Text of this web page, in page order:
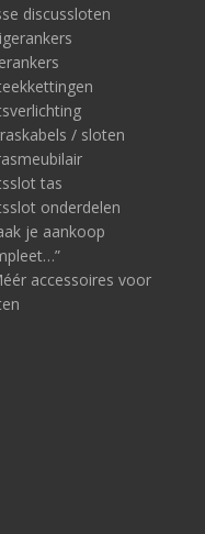
discussloten
/ sloten
tas
onderdelen
je aankoop
accessoires voor